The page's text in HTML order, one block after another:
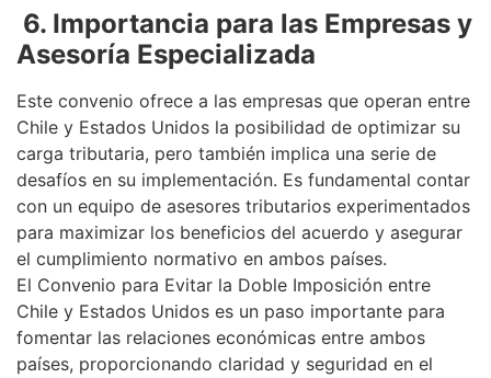
6. Importancia para las Empresas y
Asesoría Especializada
Este convenio ofrece a las empresas que operan entre
Chile y Estados Unidos la posibilidad de optimizar su
carga tributaria, pero también implica una serie de
desafíos en su implementación. Es fundamental contar
con un equipo de asesores tributarios experimentados
para maximizar los beneficios del acuerdo y asegurar
el cumplimiento normativo en ambos países.
El Convenio para Evitar la Doble Imposición entre
Chile y Estados Unidos es un paso importante para
fomentar las relaciones económicas entre ambos
países, proporcionando claridad y seguridad en el